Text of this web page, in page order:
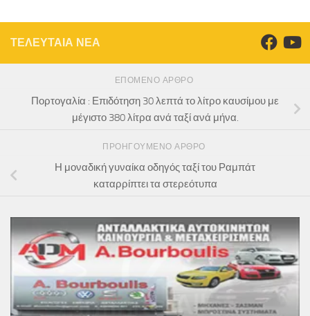
ΤΕΛΕΥΤΑΙΑ ΝΕΑ
ΕΠΌΜΕΝΟ ΆΡΘΡΟ
Πορτογαλία : Επιδότηση 30 λεπτά το λίτρο καυσίμου με
μέγιστο 380 λίτρα ανά ταξί ανά μήνα.
ΠΡΟΗΓΟΎΜΕΝΟ ΆΡΘΡΟ
Η μοναδική γυναίκα οδηγός ταξί του Ραμπάτ
καταρρίπτει τα στερεότυπα